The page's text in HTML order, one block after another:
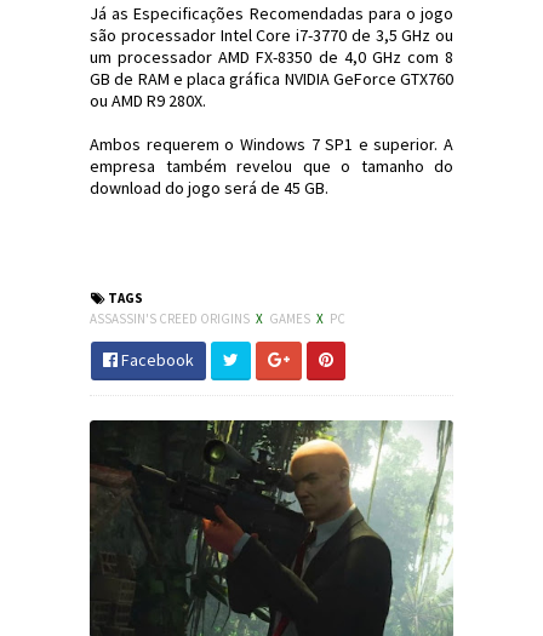
Já as Especificações Recomendadas para o jogo
são processador Intel Core i7-3770 de 3,5 GHz ou
um processador AMD FX-8350 de 4,0 GHz com 8
GB de RAM e placa gráfica NVIDIA GeForce GTX760
ou AMD R9 280X.
Ambos requerem o Windows 7 SP1 e superior. A
empresa também revelou que o tamanho do
download do jogo será de 45 GB.
TAGS
ASSASSIN'S CREED ORIGINS X GAMES X PC
Facebook